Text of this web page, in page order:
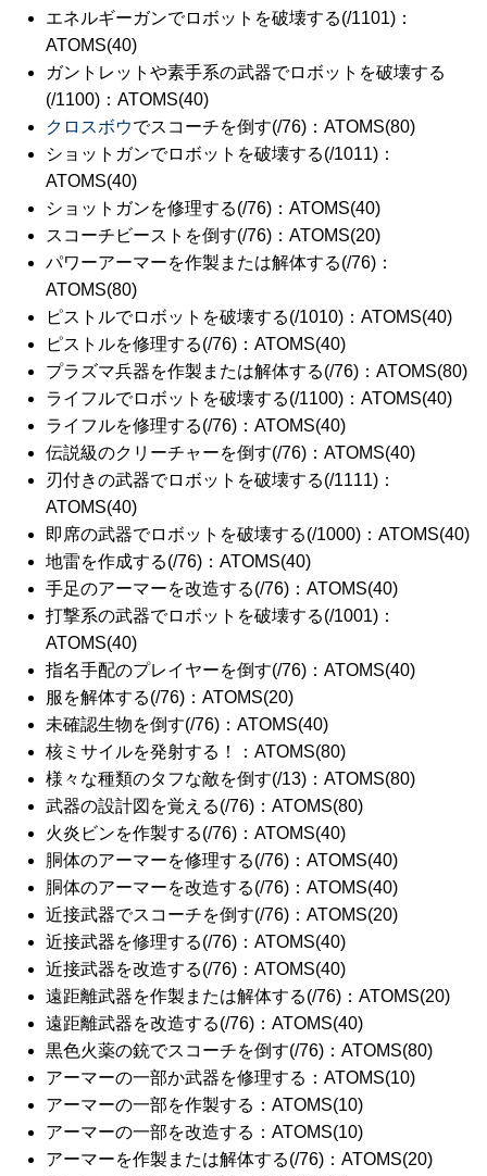
エネルギーガンでロボットを破壊する(/1101)：
ATOMS(40)
ガントレットや素手系の武器でロボットを破壊する
(/1100)：ATOMS(40)
クロスボウでスコーチを倒す(/76)：ATOMS(80)
ショットガンでロボットを破壊する(/1011)：
ATOMS(40)
ショットガンを修理する(/76)：ATOMS(40)
スコーチビーストを倒す(/76)：ATOMS(20)
パワーアーマーを作製または解体する(/76)：
ATOMS(80)
ピストルでロボットを破壊する(/1010)：ATOMS(40)
ピストルを修理する(/76)：ATOMS(40)
プラズマ兵器を作製または解体する(/76)：ATOMS(80)
ライフルでロボットを破壊する(/1100)：ATOMS(40)
ライフルを修理する(/76)：ATOMS(40)
伝説級のクリーチャーを倒す(/76)：ATOMS(40)
刃付きの武器でロボットを破壊する(/1111)：
ATOMS(40)
即席の武器でロボットを破壊する(/1000)：ATOMS(40)
地雷を作成する(/76)：ATOMS(40)
手足のアーマーを改造する(/76)：ATOMS(40)
打撃系の武器でロボットを破壊する(/1001)：
ATOMS(40)
指名手配のプレイヤーを倒す(/76)：ATOMS(40)
服を解体する(/76)：ATOMS(20)
未確認生物を倒す(/76)：ATOMS(40)
核ミサイルを発射する！：ATOMS(80)
様々な種類のタフな敵を倒す(/13)：ATOMS(80)
武器の設計図を覚える(/76)：ATOMS(80)
火炎ビンを作製する(/76)：ATOMS(40)
胴体のアーマーを修理する(/76)：ATOMS(40)
胴体のアーマーを改造する(/76)：ATOMS(40)
近接武器でスコーチを倒す(/76)：ATOMS(20)
近接武器を修理する(/76)：ATOMS(40)
近接武器を改造する(/76)：ATOMS(40)
遠距離武器を作製または解体する(/76)：ATOMS(20)
遠距離武器を改造する(/76)：ATOMS(40)
黒色火薬の銃でスコーチを倒す(/76)：ATOMS(80)
アーマーの一部か武器を修理する：ATOMS(10)
アーマーの一部を作製する：ATOMS(10)
アーマーの一部を改造する：ATOMS(10)
アーマーを作製または解体する(/76)：ATOMS(20)